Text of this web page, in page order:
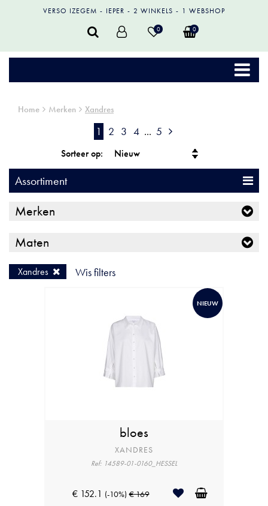
VERSO IZEGEM IEPER 2 WINKELS 1 WEBSHOP
0 0
Home Merken Xandres
1 2 3 4 ... 5
Sorteer op:
Assortiment
Merken
Maten
Xandres Wis filters
NIEUW
bloes
XANDRES
Ref: 14589-01-0160_HESSEL
€ 152.1 (-10%) € 169